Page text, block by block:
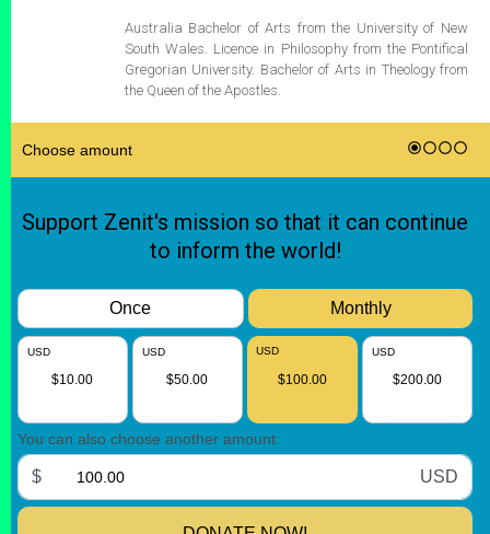
Australia Bachelor of Arts from the University of New
South Wales. Licence in Philosophy from the Pontifical
Gregorian University. Bachelor of Arts in Theology from
the Queen of the Apostles.